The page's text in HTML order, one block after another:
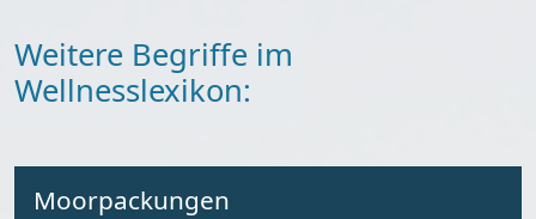
Weitere Begriffe im
Wellnesslexikon:
Moorpackungen